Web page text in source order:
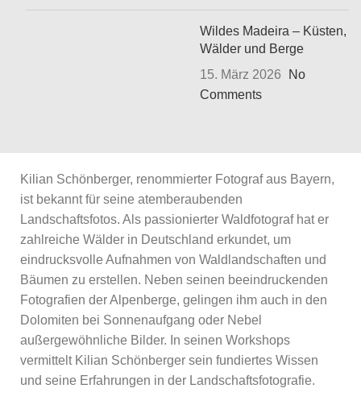
Wildes Madeira – Küsten,
Wälder und Berge
15. März 2026
No
Comments
Kilian Schönberger, renommierter Fotograf aus Bayern,
ist bekannt für seine atemberaubenden
Landschaftsfotos. Als passionierter Waldfotograf hat er
zahlreiche Wälder in Deutschland erkundet, um
eindrucksvolle Aufnahmen von Waldlandschaften und
Bäumen zu erstellen. Neben seinen beeindruckenden
Fotografien der Alpenberge, gelingen ihm auch in den
Dolomiten bei Sonnenaufgang oder Nebel
außergewöhnliche Bilder. In seinen Workshops
vermittelt Kilian Schönberger sein fundiertes Wissen
und seine Erfahrungen in der Landschaftsfotografie.